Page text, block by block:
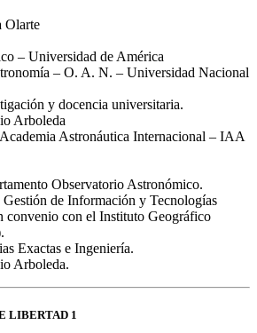
Olarte
– Universidad de América
– O. A. N. – Universidad Nacional
y docencia universitaria.
Arboleda
Astronáutica Internacional – IAA
Observatorio Astronómico.
de Información y Tecnologías
convenio con el Instituto Geográfico
Exactas e Ingeniería.
Arboleda.
LIBERTAD 1